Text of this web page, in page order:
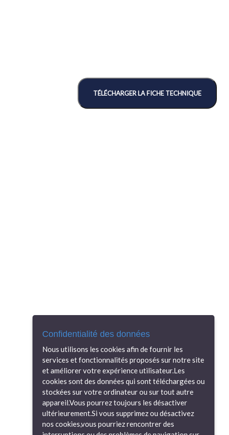
Confidentialité des données
Nous utilisons les cookies afin de fournir les
services et fonctionnalités proposés sur notre site
et améliorer votre expérience utilisateur.Les
cookies sont des données qui sont téléchargées ou
stockées sur votre ordinateur ou sur tout autre
appareil.Vous pourrez toujours les désactiver
ultérieurement.Si vous supprimez ou désactivez
nos cookies,vous pourriez rencontrer des